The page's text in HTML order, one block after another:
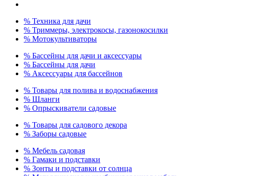
% Техника для дачи
% Триммеры, электрокосы, газонокосилки
% Мотокультиваторы
% Бассейны для дачи и аксессуары
% Бассейны для дачи
% Аксессуары для бассейнов
% Товары для полива и водоснабжения
% Шланги
% Опрыскиватели садовые
% Товары для садового декора
% Заборы садовые
% Мебель садовая
% Гамаки и подставки
% Зонты и подставки от солнца